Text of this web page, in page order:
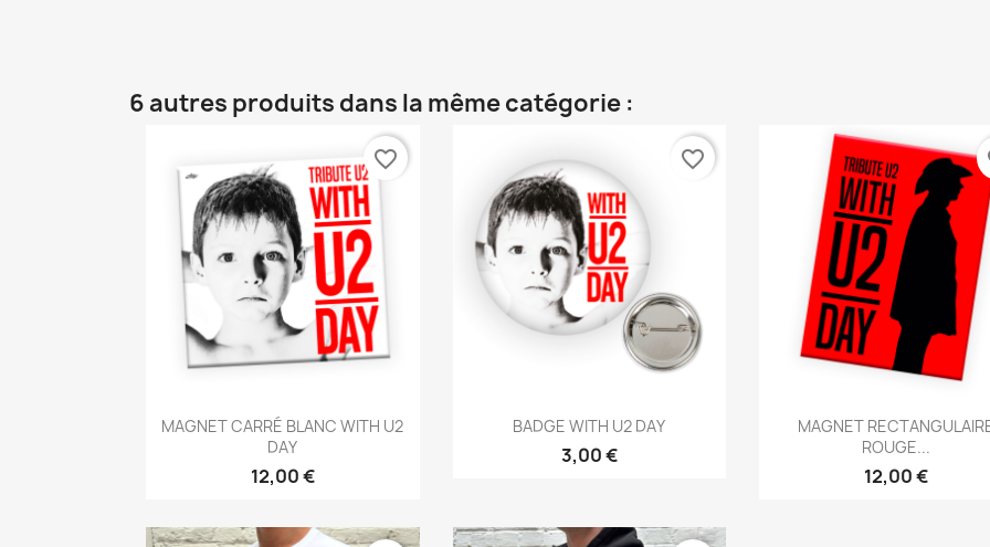
6 autres produits dans la même catégorie :
Aperçu rapide
MAGNET CARRÉ BLANC WITH U2
DAY
12,00 €
favorite_border
Aperçu rapide
BADGE WITH U2 DAY
3,00 €
favorite_border
Aperçu rapide
MAGNET
ROUGE...
12,00 €